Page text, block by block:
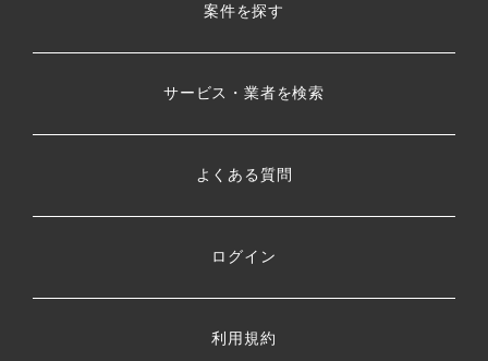
案件を探す
サービス・業者を検索
よくある質問
ログイン
利用規約